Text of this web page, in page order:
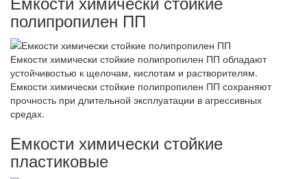
полипропилен ПП
Емкости химически стойкие полипропилен ПП обладают
устойчивостью к щелочам, кислотам и растворителям.
Емкости химически стойкие полипропилен ПП сохраняют
прочность при длительной эксплуатации в агрессивных
средах.
Емкости химически стойкие
пластиковые